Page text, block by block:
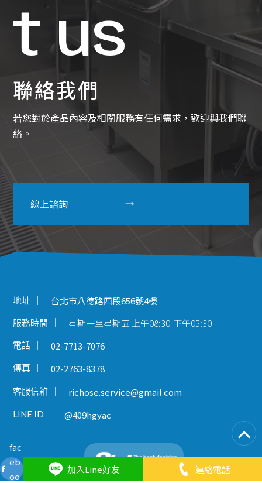
t us
聯絡我們
若您對於產品內容及相關服務有任何需求，歡迎與我們聯
絡。
線上諮詢
地址 台北市八德路四段656號4樓
服務時間 星期一至星期五 上午08:30-下午05:30
電話 02-7713-7076
傳真 02-2763-8378
客服信箱 richose.service@gmail.com
LINE ID @409hgyac
fac
eb
oo
加入Line好友 連絡電話